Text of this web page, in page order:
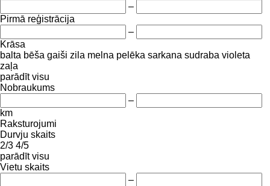
–
Pirmā reģistrācija
–
Krāsa
balta bēša gaiši zila melna pelēka sarkana sudraba violeta
zaļa
parādīt visu
Nobraukums
–
km
Raksturojumi
Durvju skaits
2/3 4/5
parādīt visu
Vietu skaits
–